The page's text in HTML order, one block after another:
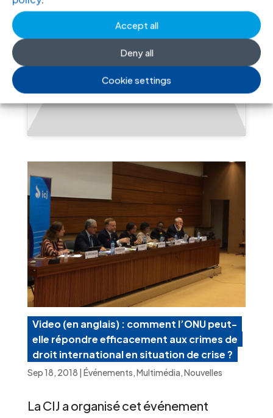
Accept all
Deny all
Cookie settings
Click to accept statistics cookies and
enable this content
Video (en anglais) : comment l’ONU peut-
elle répondre efficacement aux crimes de
droit international en situation de crise ?
Sep 18, 2018 | Événements,Multimédia,Nouvelles
La CIJ a organisé cet événement